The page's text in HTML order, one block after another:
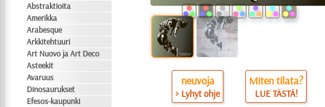
Abstraktioita
Amerikka
Arabesque
Arkkitehtuuri
Art Nuovo ja Art Deco
Asteekit
Avaruus
Dinosaurukset
Efesos-kaupunki
neuvoja
> Lyhyt ohje
Miten tilata?
LUE TÄSTÄ!